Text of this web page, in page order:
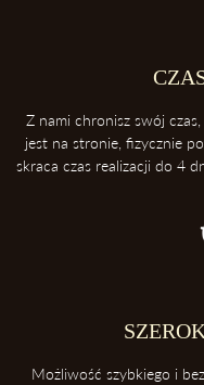
Etui ochroni twoje okulary
3. Zawsze odkładaj
Dzięki temu ochronisz
4. Unikaj kontaktu z
źródeł ciepła takich, jak
5. Ściąganie okularów
Z nami chronisz swój
jest na stronie, fizycznie
skraca czas realizacji do 4
Możliwość szybkiego i